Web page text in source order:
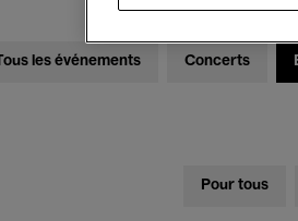
Tous les événements Concerts
Pour tous